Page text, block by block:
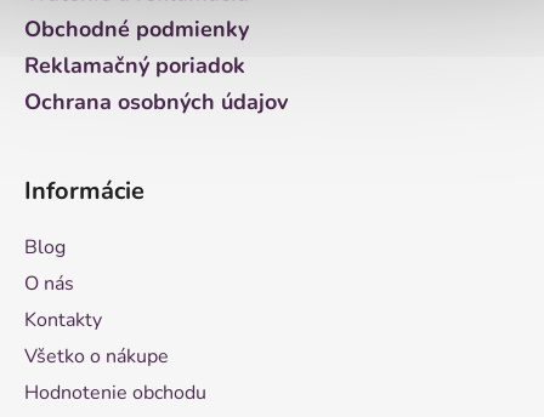
Obchodné podmienky
Reklamačný poriadok
Ochrana osobných údajov
Informácie
Blog
O nás
Kontakty
Všetko o nákupe
Hodnotenie obchodu